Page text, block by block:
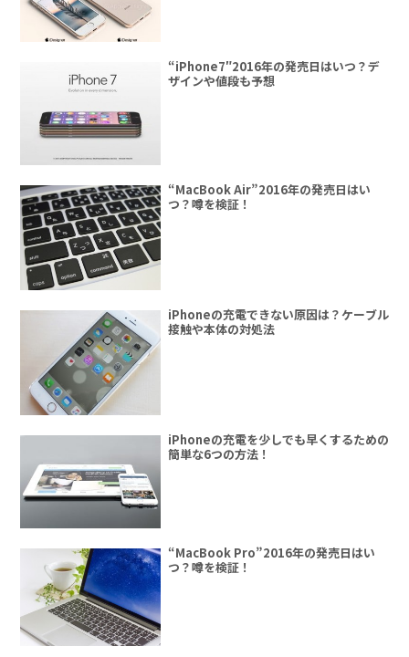
“iPhone7″2016年の発売日はいつ？デ
ザインや値段も予想
“MacBook Air”2016年の発売日はい
つ？噂を検証！
iPhoneの充電できない原因は？ケーブル
接触や本体の対処法
iPhoneの充電を少しでも早くするための
簡単な6つの方法！
“MacBook Pro”2016年の発売日はい
つ？噂を検証！